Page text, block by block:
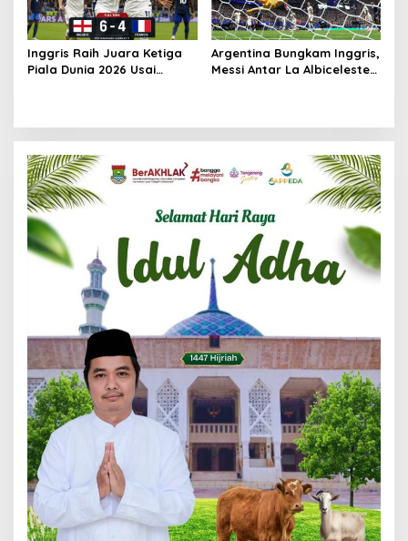
Inggris Raih Juara Ketiga
Piala Dunia 2026 Usai
Argentina Bungkam Inggris,
Messi Antar La Albiceleste